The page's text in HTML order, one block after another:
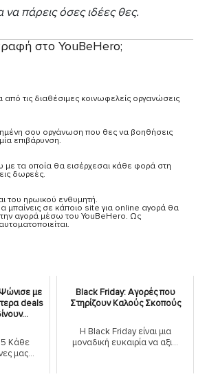
να πάρεις όσες ιδέες θες.
στο YouBeHero;
από τις διαθέσιμες κοινωφελείς οργανώσεις
σου οργάνωση που θες να βοηθήσεις
επιβάρυνση.
με τα οποία θα εισέρχεσαι κάθε φορά στη
δωρεές.
του ηρωικού ενθυμητή.
μπαίνεις σε κάποιο site για online αγορά θα
την αγορά μέσω του YouBeHero. Ως
με
deals
Κάθε
μας...
Black Friday: Αγορές που
Στηρίζουν Καλούς Σκοπούς
Η Black Friday είναι μια
μοναδική ευκαιρία να αξι...